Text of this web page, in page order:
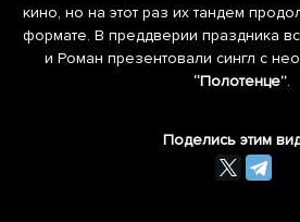
кино, но на этот раз их тандем
формате. В преддверии праздника
и Роман презентовали сингл с
“Полотенце”.
Поделись этим